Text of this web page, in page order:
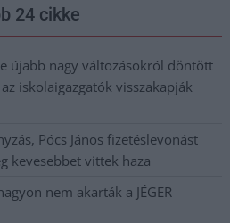
24 cikke
újabb nagy változásokról döntött
iskolaigazgatók visszakapják
Pócs János fizetéslevonást
kevesebbet vittek haza
nem akarták a JÉGER